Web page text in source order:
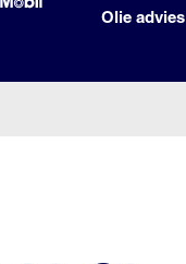
Olie advies